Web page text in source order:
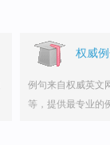
权威
例句来自权威英文
等，提供最专业的